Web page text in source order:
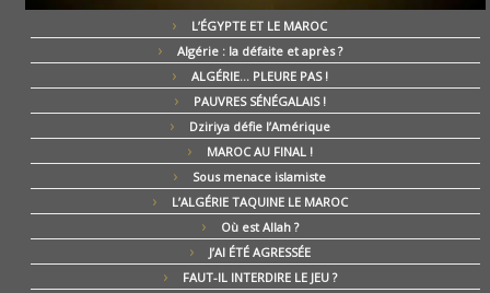
L’ÉGYPTE ET LE MAROC
Algérie : la défaite et après ?
ALGÉRIE… PLEURE PAS !
PAUVRES SÉNÉGALAIS !
Dziriya défie l’Amérique
MAROC AU FINAL !
Sous menace islamiste
L’ALGÉRIE TAQUINE LE MAROC
Où est Allah ?
J’AI ÉTÉ AGRESSÉE
FAUT-IL INTERDIRE LE JEU ?